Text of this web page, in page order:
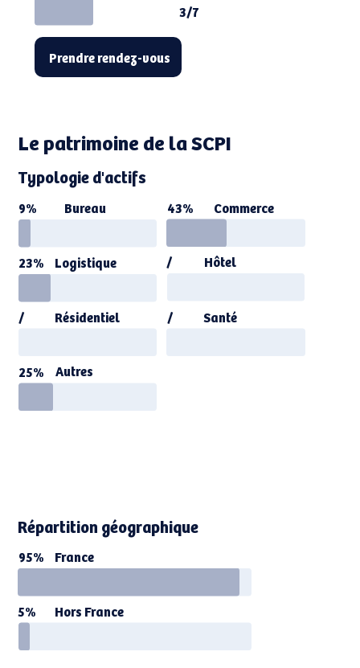
3/7
Prendre rendez-vous
Le patrimoine de la SCPI
Typologie d'actifs
9% Bureau 43% Commerce
23% Logistique / Hôtel
/ Résidentiel / Santé
25% Autres
Répartition géographique
95% France
5% Hors France